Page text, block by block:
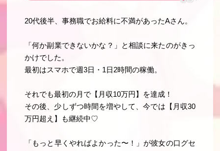
20代後半、事務職でお給料に不満があったAさん。
「何か副業できないかな？」と相談に来たのがきっ
かけでした。
最初はスマホで週3日・1日2時間の稼働。
それでも最初の月で【月収10万円】を達成！
その後、少しずつ時間を増やして、今では【月収30
万円超え】も継続中♡
「もっと早くやればよかった〜！」が彼女の口グセ